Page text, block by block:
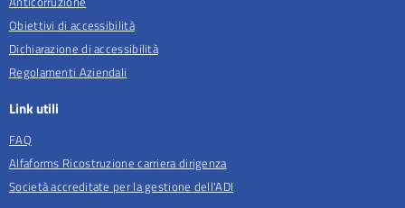
Obiettivi di accessibilità
Dichiarazione di accessibilità
Regolamenti Aziendali
Link utili
FAQ
Alfaforms Ricostruzione carriera dirigenza
Società accreditate per la gestione dell'ADI